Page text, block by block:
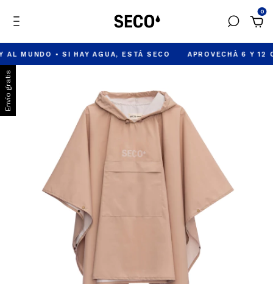
0
MUNDO • SI HAY AGUA, ESTÁ SECO APROVECHÀ 6 Y 12
Envío gratis